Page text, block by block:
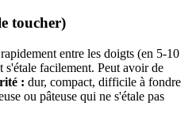
toucher)
entre les doigts (en 5-10
s'étale facilement. Peut avoir de
: dur, compact, difficile à fondre
ou pâteuse qui ne s'étale pas